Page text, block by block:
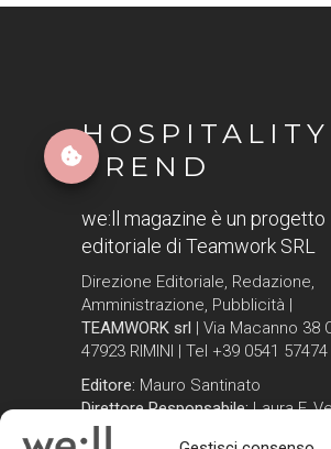
HOSPITALITY
TREND
we:ll magazine è un progetto
editoriale di Teamwork SRL
Direzione Editoriale, Redazione,
Amministrazione, Pubblicità |
TEAMWORK srl | Via Macanno 38
47923 RIMINI | Tel +39 0541 57474
Editore: Mauro Santinato
Direttore Responsabile:Laura F.
Direttore Editoriale: